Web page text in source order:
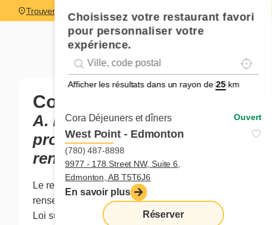
Choisissez votre restaurant favori
pour personnaliser votre
expérience.
Geolocation
Géolocalisation
Afficher les résultats dans un rayon de km
Cora Déjeuners et dîners Ouvert
West Point - Edmonton
(780) 487-8898
9977 - 178 Street NW, Suite 6,
Edmonton, AB T5T6J6
En savoir plus
Réserver
Trouver un restaurant
Confidentialité
A. Responsable de la
protection des
renseignements personnels
Le responsable de la protection des
renseignements personnels aux termes de la
Loi sur la protection des renseignements